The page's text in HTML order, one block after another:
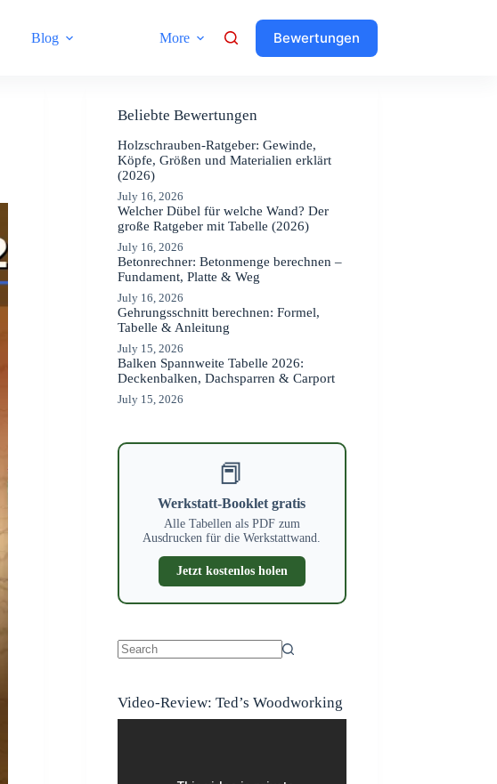
Blog More Bewertungen
Beliebte Bewertungen
Holzschrauben-Ratgeber: Gewinde,
Köpfe, Größen und Materialien erklärt
(2026)
July 16, 2026
Welcher Dübel für welche Wand? Der
große Ratgeber mit Tabelle (2026)
July 16, 2026
Betonrechner: Betonmenge berechnen –
Fundament, Platte & Weg
July 16, 2026
Gehrungsschnitt berechnen: Formel,
Tabelle & Anleitung
July 15, 2026
Balken Spannweite Tabelle 2026:
Deckenbalken, Dachsparren & Carport
July 15, 2026
📕
Werkstatt-Booklet gratis
Alle Tabellen als PDF zum
Ausdrucken für die Werkstattwand.
Jetzt kostenlos holen
Video-Review: Ted’s Woodworking